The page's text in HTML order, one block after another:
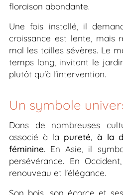
floraison abondante.
Une fois installé, il
croissance est lente, mais
mal les tailles sévères. Le
temps long, invitant le
plutôt qu'à l'intervention.
Un symbole
Dans de nombreuses
associé à la pureté, à la
féminine. En Asie, il
persévérance. En
renouveau et l'élégance.
Son bois, son écorce et